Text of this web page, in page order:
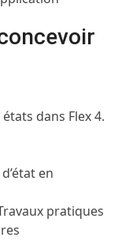
dans Flex 4.
en
pratiques